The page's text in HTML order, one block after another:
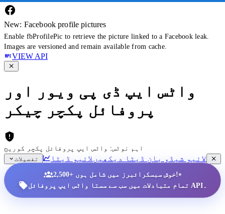
New: Facebook profile pictures
Enable fbProfilePic to retrieve the picture linked to a Facebook leak.
Images are versioned and remain available from cache.
VIEW API
واٹس ایپ ڈی پی ویور اور
پروفائل پکچر چیکر
اہم نوٹس: واٹس ایپ پروفائل پکچر کوریج
تفصیلات
لائیو شیڈو بان ڈیٹا دیکھیں لائیو ڈیٹا
2,500+ خوش سبسکرائبرز میں شامل ہوں!•
تمام متبادلات میں سب سے سستا واٹس ایپ پروفائل API۔